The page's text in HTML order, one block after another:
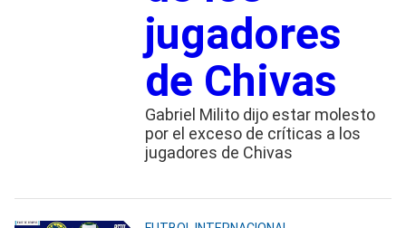
jugadores
de Chivas
Gabriel Milito dijo estar molesto
por el exceso de críticas a los
jugadores de Chivas